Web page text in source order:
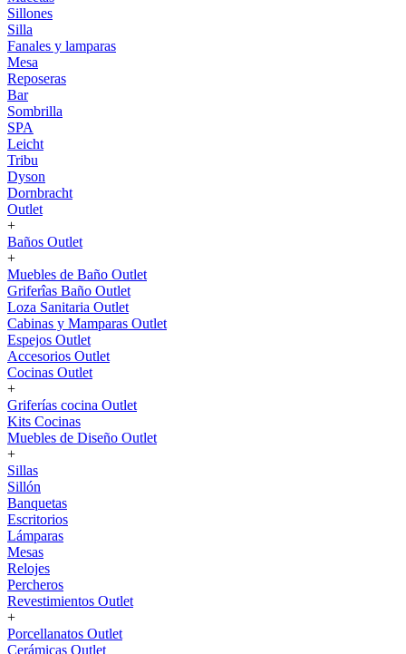
Sillones
Silla
Fanales y lamparas
Mesa
Reposeras
Bar
Sombrilla
SPA
Leicht
Tribu
Dyson
Dornbracht
Outlet
+
Baños Outlet
+
Muebles de Baño Outlet
Griferîas Baño Outlet
Loza Sanitaria Outlet
Cabinas y Mamparas Outlet
Espejos Outlet
Accesorios Outlet
Cocinas Outlet
+
Griferías cocina Outlet
Kits Cocinas
Muebles de Diseño Outlet
+
Sillas
Sillón
Banquetas
Escritorios
Lámparas
Mesas
Relojes
Percheros
Revestimientos Outlet
+
Porcellanatos Outlet
Cerámicas Outlet